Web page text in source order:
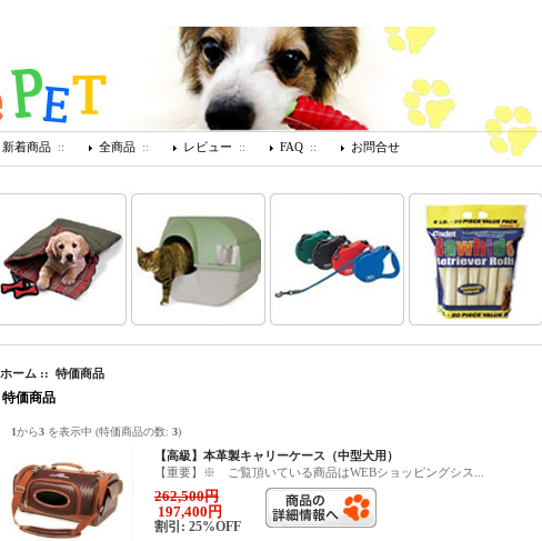
新着商品 :: 全商品 :: レビュー :: FAQ :: お問合せ
ホーム :: 特価商品
特価商品
1から3 を表示中 (特価商品の数: 3)
【高級】本革製キャリーケース（中型犬用）
【重要】※ ご覧頂いている商品はWEBショッピングシス...
262,500円
197,400円
割引: 25%OFF